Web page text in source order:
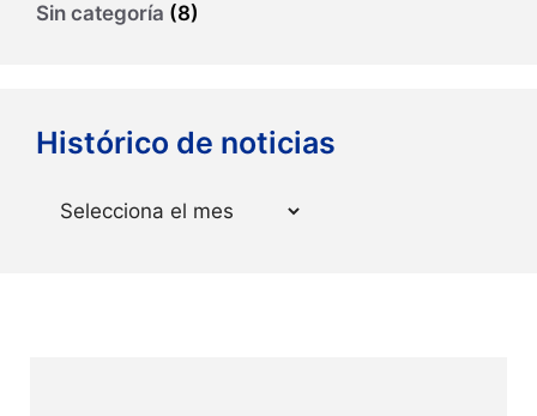
Sin categoría (8)
Histórico de noticias
Arxius